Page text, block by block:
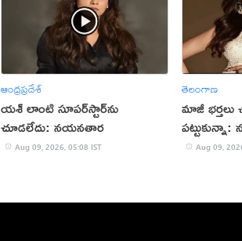
ఆంధ్రప్రదేశ్
యశ్ లాంటి సూపర్‌స్టార్‌ను
చూడలేదు: నయనతార
Aug 09, 2026, 05:08 IST
తెలంగాణ
మాజీ భర్తలు
Aug 09,